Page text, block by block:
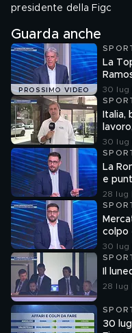
presidente della Figc
Guarda anche
PROSSIMO VIDEO
La
30 lug
Italia,
30 lug
La
e
28 lug
colpo
30 lug
Il
28 lug
30